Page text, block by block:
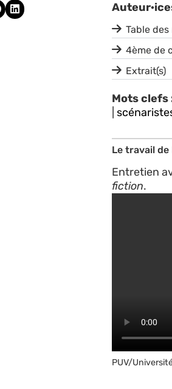
Table
4ème de
Extrait(s)
Mots clefs
Le travail
Entretien
fiction.
PUV/